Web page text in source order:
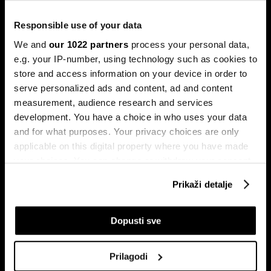
Responsible use of your data
We and our 1022 partners process your personal data,
e.g. your IP-number, using technology such as cookies to
store and access information on your device in order to
serve personalized ads and content, ad and content
measurement, audience research and services
development. You have a choice in who uses your data
and for what purposes. Your privacy choices are only
applicable on this digital property where you have made
your choices. You can change or withdraw your consent
If you allow, we would also like to:
Collect information about your geographical
Prikaži detalje
Dopusti sve
Prilagodi
Švajcarski startup razvija kameru koja u nekoliko minuta
otkriva ono što je vjekovima bilo skriveno ispod površine
umjetničkih djela.
dolazi od hakera, nego iz vašeg